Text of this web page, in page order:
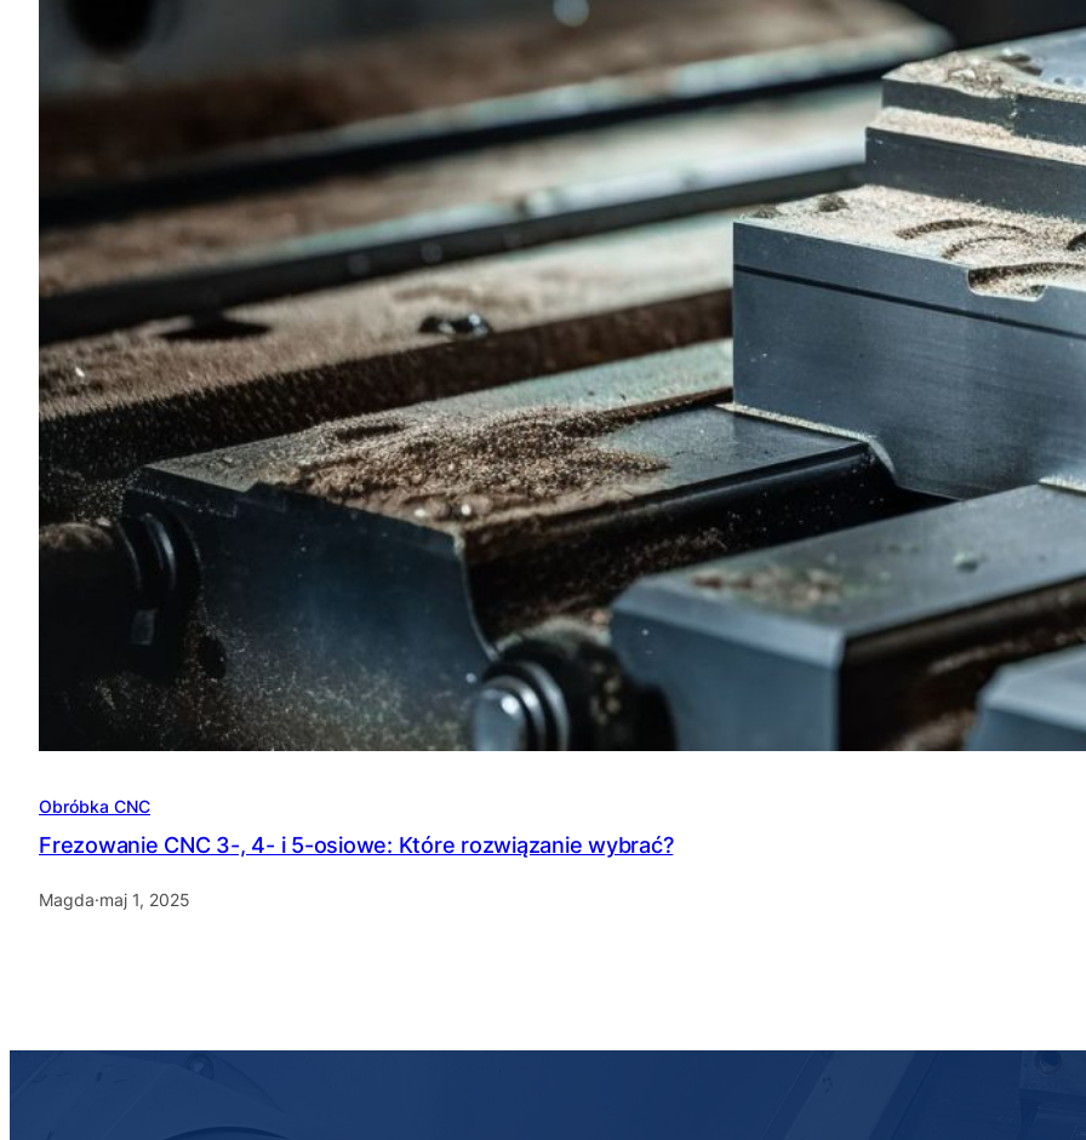
Obróbka CNC
Frezowanie CNC 3-, 4- i 5-osiowe: Które rozwiązanie wybrać?
Magda·maj 1, 2025